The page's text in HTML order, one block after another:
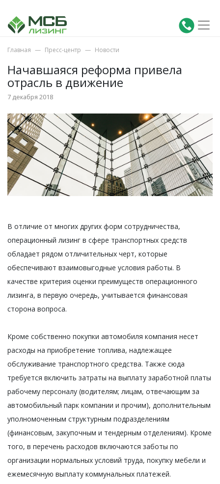
Главная Пресс-центр Новости
Начавшаяся реформа привела
отрасль в движение
7 декабря 2018
В отличие от многих других форм сотрудничества,
операционный лизинг в сфере транспортных средств
обладает рядом отличительных черт, которые
обеспечивают взаимовыгодные условия работы. В
качестве критерия оценки преимуществ операционного
лизинга, в первую очередь, учитывается финансовая
сторона вопроса.
Кроме собственно покупки автомобиля компания несет
расходы на приобретение топлива, надлежащее
обслуживание транспортного средства. Также сюда
требуется включить затраты на выплату заработной платы
рабочему персоналу (водителям; лицам, отвечающим за
автомобильный парк компании и прочим), дополнительным
уполномоченным структурным подразделениям
(финансовым, закупочным и тендерным отделениям). Кроме
того, в перечень расходов включаются заботы по
организации нормальных условий труда, покупку мебели и
ежемесячную выплату коммунальных платежей.